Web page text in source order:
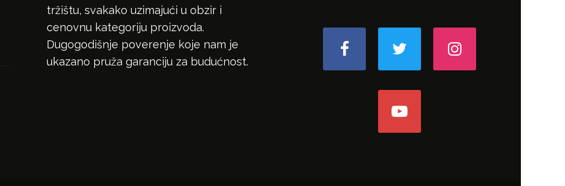
tržištu, svakako uzimajući u obzir i
cenovnu kategoriju proizvoda.
Dugogodišnje poverenje koje nam je
ukazano pruža garanciju za budućnost.